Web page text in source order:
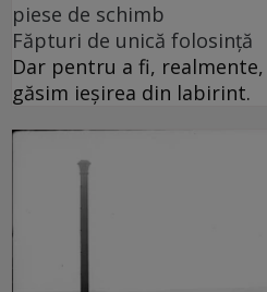
piese de schimb
Făpturi de unică folosință
Dar pentru a fi,
găsim ieșirea din labirint.